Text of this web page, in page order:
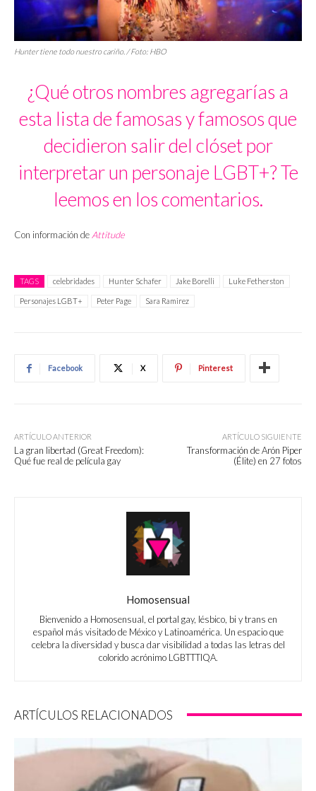
Hunter tiene todo nuestro cariño. / Foto: HBO
¿Qué otros nombres agregarías a
esta lista de famosas y famosos que
decidieron salir del clóset por
interpretar un personaje LGBT+? Te
leemos en los comentarios.
Con información de Attitude
TAGS celebridades Hunter Schafer Jake Borelli Luke Fetherston
Personajes LGBT+ Peter Page Sara Ramirez
Facebook X Pinterest
ARTÍCULO ANTERIOR
La gran libertad (Great Freedom):
Qué fue real de película gay
ARTÍCULO SIGUIENTE
Transformación de Arón Piper
(Élite) en 27 fotos
Homosensual
Bienvenido a Homosensual, el portal gay, lésbico, bi y trans en
español más visitado de México y Latinoamérica. Un espacio que
celebra la diversidad y busca dar visibilidad a todas las letras del
colorido acrónimo LGBTTTIQA.
ARTÍCULOS RELACIONADOS